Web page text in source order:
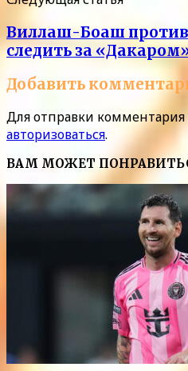
Виллаш-Боаш против
следить за
Добавить
Для отправки
авторизоваться.
ВАМ МОЖЕТ